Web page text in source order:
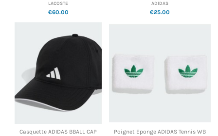
LACOSTE
€60.00
ADIDAS
€25.00
Casquette ADIDAS BBALL CAP
Poignet Eponge ADIDAS Tennis WB